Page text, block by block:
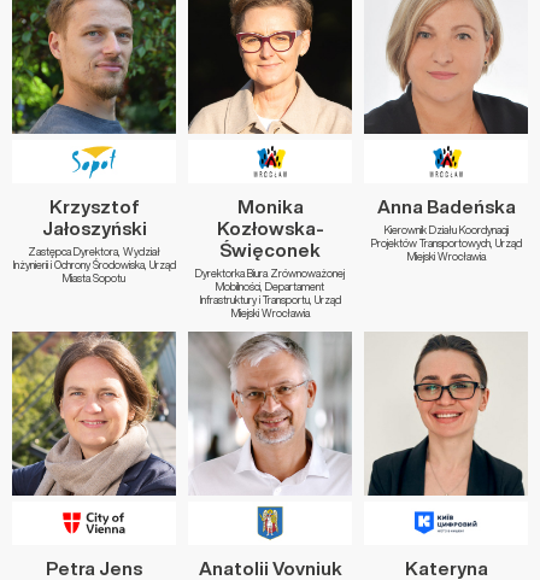
Krzysztof
Jałoszyński
Zastępca Dyrektora, Wydział
Inżynierii i Ochrony Środowiska, Urząd
Miasta Sopotu
Monika
Kozłowska-
Święconek
Dyrektorka Biura Zrównoważonej
Mobilności, Departament
Infrastruktury i Transportu, Urząd
Miejski Wrocławia
Anna Badeńska
Kierownik Działu Koordynacji
Projektów Transportowych, Urząd
Miejski Wrocławia
Petra Jens Anatolii Vovniuk
Kateryna